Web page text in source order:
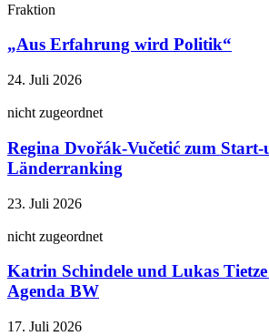
Fraktion
„Aus Erfahrung wird Politik“
24. Juli 2026
nicht zugeordnet
Regina Dvořák-Vučetić zum Start-
Länderranking
23. Juli 2026
nicht zugeordnet
Katrin Schindele und Lukas
Agenda BW
17. Juli 2026